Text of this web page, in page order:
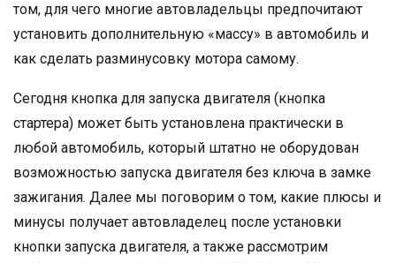
том, для чего многие автовладельцы предпочитают
установить дополнительную «массу» в автомобиль и
как сделать разминусовку мотора самому.
Сегодня кнопка для запуска двигателя (кнопка
стартера) может быть установлена практически в
любой автомобиль, который штатно не оборудован
возможностью запуска двигателя без ключа в замке
зажигания. Далее мы поговорим о том, какие плюсы и
минусы получает автовладелец после установки
кнопки запуска двигателя, а также рассмотрим